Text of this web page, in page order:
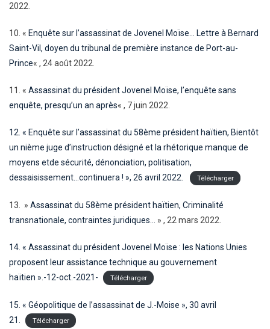
2022.
10. « Enquête sur l’assassinat de Jovenel Moïse… Lettre à Bernard
Saint-Vil, doyen du tribunal de première instance de Port-au-
Prince« , 24 août 2022.
11. « Assassinat du président Jovenel Moïse, l’enquête sans
enquête, presqu’un an après« , 7 juin 2022.
12. « Enquête sur l’assassinat du 58ème président haïtien, Bientôt
un nième juge d’instruction désigné et la rhétorique manque de
moyens etde sécurité, dénonciation, politisation,
dessaisissement…continuera ! », 26 avril 2022.
Télécharger
13. » Assassinat du 58ème président haïtien, Criminalité
transnationale, contraintes juridiques…
» , 22 mars 2022.
14. « Assassinat du président Jovenel Moïse : les Nations Unies
proposent leur assistance technique au gouvernement
haïtien ».-12-oct.-2021-
Télécharger
15. « Géopolitique de l’assassinat de J.-Moise », 30 avril
21.
Télécharger